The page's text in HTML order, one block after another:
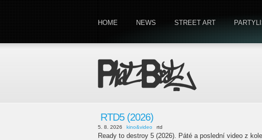
HOME NEWS STREET ART
RTD5 (2026)
5. 8. 2026 kino&video rtd
Ready to destroy 5 (2026). Páté a poslední video z